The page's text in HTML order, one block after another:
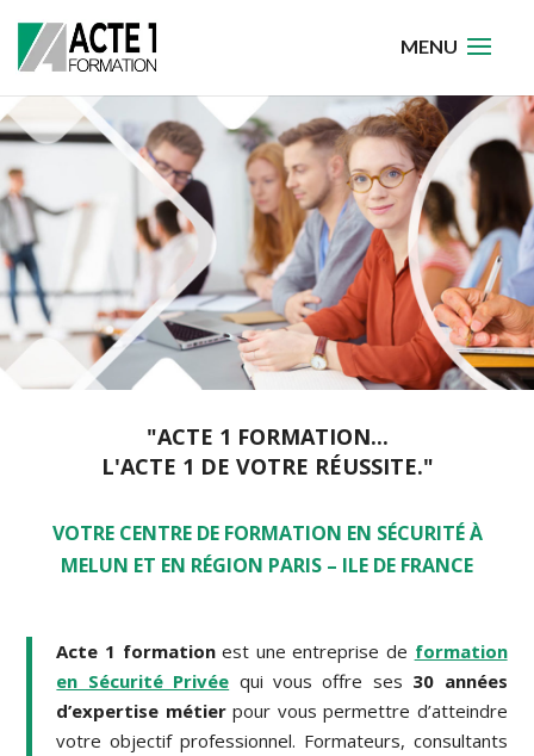
"ACTE 1 FORMATION...
L'ACTE 1 DE VOTRE RÉUSSITE."
VOTRE CENTRE DE FORMATION EN SÉCURITÉ À
MELUN ET EN RÉGION PARIS – ILE DE FRANCE
Acte 1 formationest une entreprise de formation
en Sécurité Privée qui vous offre ses 30 années
d’expertise métierpour vous permettre d’atteindre
votre objectif professionnel. Formateurs, consultants